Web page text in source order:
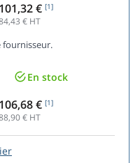
101,32 € [1]
€ HT
fournisseur.
En stock
106,68 € [1]
€ HT